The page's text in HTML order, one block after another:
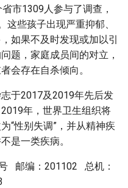
市1309人参与了调查，
这些孩子出现严重抑郁、
如果不及时发现或加以引
题，家庭成员间的对立，
会存在自杀倾向。
于2017及2019年先后发
年，世界卫生组织将
“性别失调”，并从精神疾
是一类疾病。
邮编：201102 总机：